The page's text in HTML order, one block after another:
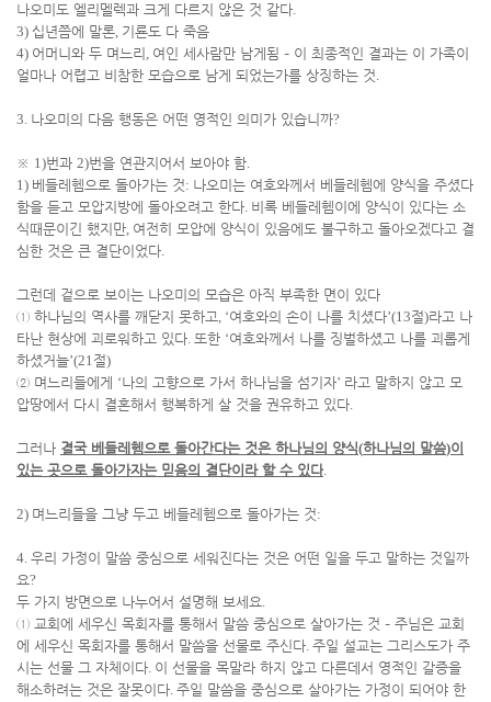
나오미도 엘리멜렉과 크게 다르지 않은 것 같다.
3) 십년쯤에 말론, 기룐도 다 죽음
4) 어머니와 두 며느리 , 여인 세사람만 남게됨 – 이 최종적인 결과는 이 가족이
얼마나 어렵고 비참한 모습으로 남게 되었는가를 상징하는 것.
3. 나오미의 다음 행동은 어떤 영적인 의미가 있습니까?
※ 1)번과 2)번을 연관지어서 보아야 함.
1) 베들레헴으로 돌아가는 것: 나오미는 여호와께서 베들레헴에 양식을 주셨다
함을 듣고 모압지방에 돌아오려고 한다. 비록 베들레헴이에 양식이 있다는 소
식때문이긴 했지만, 여전히 모압에 양식이 있음에도 불구하고 돌아오겠다고 결
심한 것은 큰 결단이었다.
그런데 겉으로 보이는 나오미의 모습은 아직 부족한 면이 있다
① 하나님의 역사를 깨닫지 못하고, ‘여호와의 손이 나를 치셨다’(13절)라고 나
타난 현상에 괴로워하고 있다. 또한 ‘여호와께서 나를 징벌하셨고 나를 괴롭게
하셨거늘’(21절)
② 며느리들에게 ‘나의 고향으로 가서 하나님을 섬기자’ 라고 말하지 않고 모
압땅에서 다시 결혼해서 행복하게 살 것을 권유하고 있다.
그러나 결국 베들레헴으로 돌아간다는 것은 하나님의 양식(하나님의 말씀)이
있는 곳으로 돌아가자는 믿음의 결단이라 할 수 있다.
2) 며느리들을 그냥 두고 베들레헴으로 돌아가는 것:
4. 우리 가정이 말씀 중심으로 세워진다는 것은 어떤 일을 두고 말하는 것일까
요?
두 가지 방면으로 나누어서 설명해 보세요.
① 교회에 세우신 목회자를 통해서 말씀 중심으로 살아가는 것 – 주님은 교회
에 세우신 목회자를 통해서 말씀을 선물로 주신다. 주일 설교는 그리스도가 주
시는 선물 그 자체이다. 이 선물을 목말라 하지 않고 다른데서 영적인 갈증을
해소하려는 것은 잘못이다. 주일 말씀을 중심으로 살아가는 가정이 되어야 한